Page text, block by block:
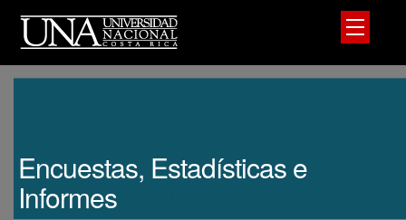
Encuestas, Estadísticas e
Informes